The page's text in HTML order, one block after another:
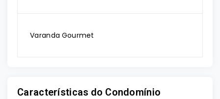
Varanda Gourmet
Características do Condomínio